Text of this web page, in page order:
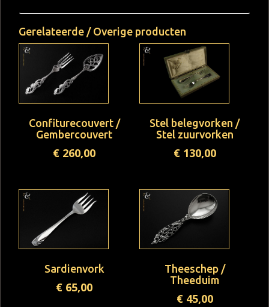
Gerelateerde / Overige producten
Confiturecouvert /
Gembercouvert
€ 260,00
Stel belegvorken /
Stel zuurvorken
€130,00
Sardienvork
€ 65,00
Theeschep /
Theeduim
€45,00